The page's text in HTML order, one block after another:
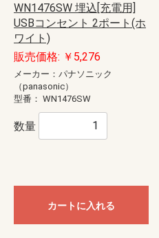
WN1476SW 埋込[充電用]
USBコンセント 2ポート(ホ
ワイト)
販売価格: ￥5,276
メーカー：パナソニック
（panasonic）
型番： WN1476SW
数量
カートに入れる